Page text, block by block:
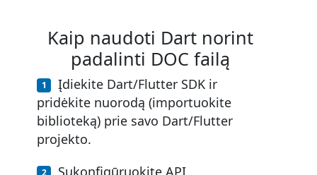
Kaip naudoti Dart norint
padalinti DOC failą
Įdiekite Dart/Flutter SDK ir
pridėkite nuorodą (importuokite
biblioteką) prie savo Dart/Flutter
projekto.
Sukonfigūruokite API